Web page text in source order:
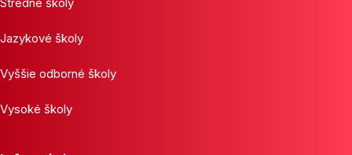
Jazykové školy
Vyššie odborné školy
Vysoké školy